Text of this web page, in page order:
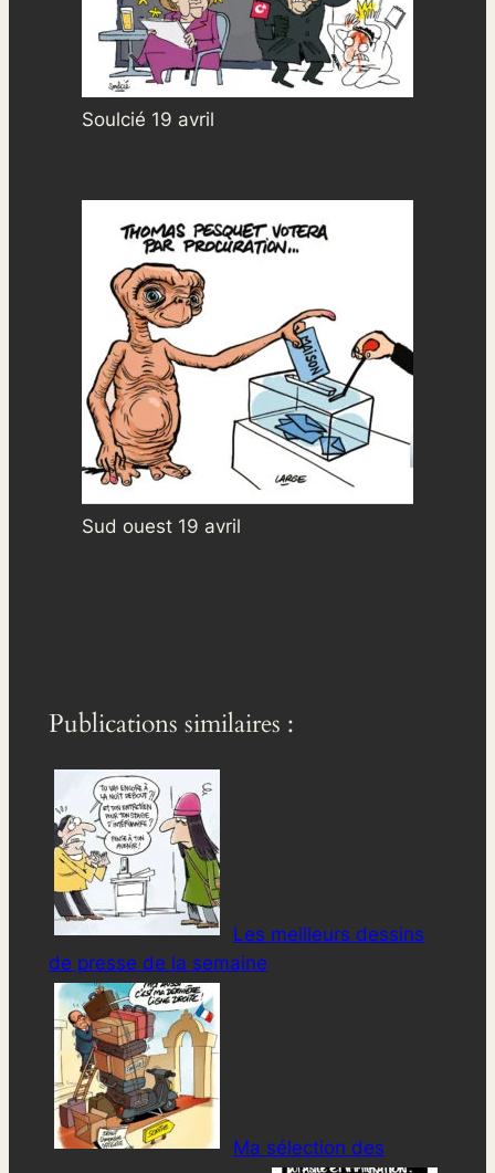
Soulcié 19 avril
Sud ouest 19 avril
Publications similaires :
Les meilleurs dessins
de presse de la semaine
Ma sélection des